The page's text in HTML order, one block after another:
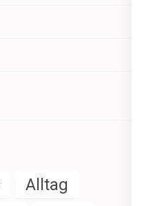
Alltag